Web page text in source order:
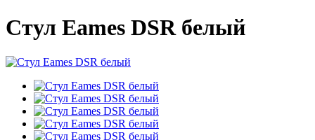
Стул Eames DSR белый